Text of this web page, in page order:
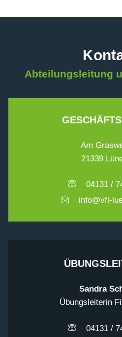
Abteilungsleitung
Am
21339
04131 /
info@vfl-
Sandra
Übungsleiterin
04131 /